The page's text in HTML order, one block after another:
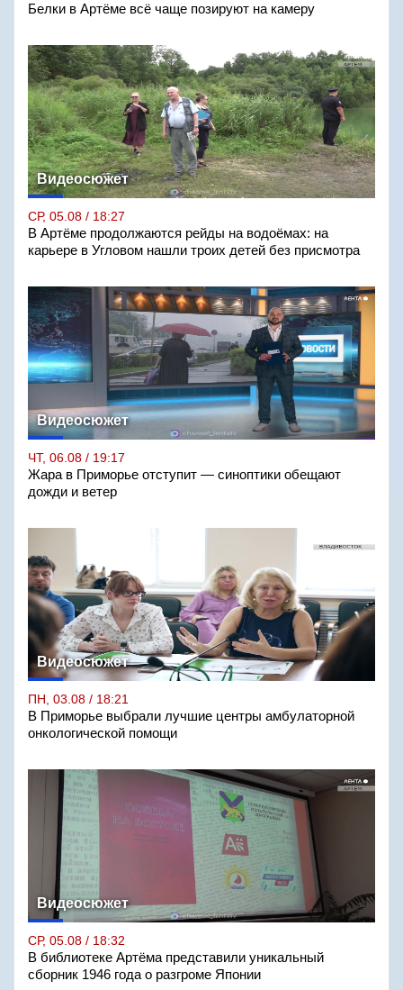
Белки в Артёме всё чаще позируют на камеру
Видеосюжет
СР, 05.08 / 18:27
В Артёме продолжаются рейды на водоёмах: на
карьере в Угловом нашли троих детей без присмотра
Видеосюжет
ЧТ, 06.08 / 19:17
Жара в Приморье отступит — синоптики обещают
дожди и ветер
Видеосюжет
ПН, 03.08 / 18:21
В Приморье выбрали лучшие центры амбулаторной
онкологической помощи
Видеосюжет
СР, 05.08 / 18:32
В библиотеке Артёма представили уникальный
сборник 1946 года о разгроме Японии